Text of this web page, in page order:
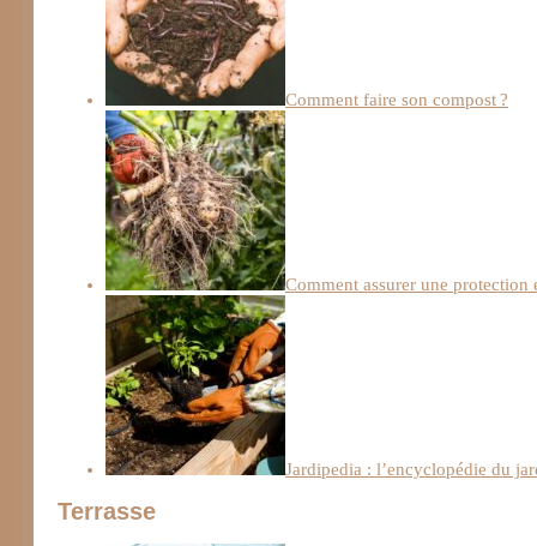
Comment faire son compost ?
Comment assurer une protection
Jardipedia : l’encyclopédie du
Terrasse